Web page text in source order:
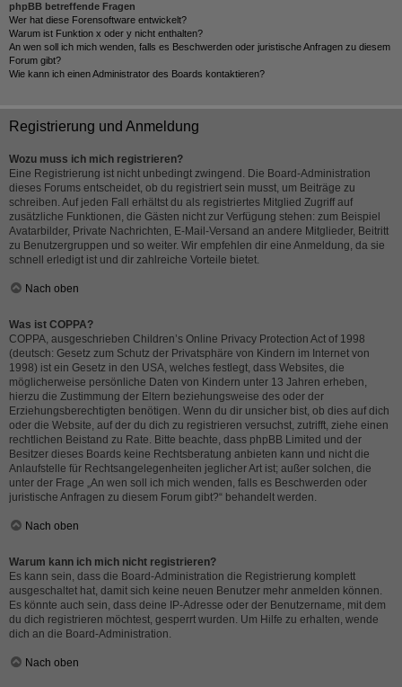
phpBB betreffende Fragen
Wer hat diese Forensoftware entwickelt?
Warum ist Funktion x oder y nicht enthalten?
An wen soll ich mich wenden, falls es Beschwerden oder juristische Anfragen zu diesem
Forum gibt?
Wie kann ich einen Administrator des Boards kontaktieren?
Registrierung und Anmeldung
Wozu muss ich mich registrieren?
Eine Registrierung ist nicht unbedingt zwingend. Die Board-Administration
dieses Forums entscheidet, ob du registriert sein musst, um Beiträge zu
schreiben. Auf jeden Fall erhältst du als registriertes Mitglied Zugriff auf
zusätzliche Funktionen, die Gästen nicht zur Verfügung stehen: zum Beispiel
Avatarbilder, Private Nachrichten, E-Mail-Versand an andere Mitglieder, Beitritt
zu Benutzergruppen und so weiter. Wir empfehlen dir eine Anmeldung, da sie
schnell erledigt ist und dir zahlreiche Vorteile bietet.
Nach oben
Was ist COPPA?
COPPA, ausgeschrieben Children’s Online Privacy Protection Act of 1998
(deutsch: Gesetz zum Schutz der Privatsphäre von Kindern im Internet von
1998) ist ein Gesetz in den USA, welches festlegt, dass Websites, die
möglicherweise persönliche Daten von Kindern unter 13 Jahren erheben,
hierzu die Zustimmung der Eltern beziehungsweise des oder der
Erziehungsberechtigten benötigen. Wenn du dir unsicher bist, ob dies auf dich
oder die Website, auf der du dich zu registrieren versuchst, zutrifft, ziehe einen
rechtlichen Beistand zu Rate. Bitte beachte, dass phpBB Limited und der
Besitzer dieses Boards keine Rechtsberatung anbieten kann und nicht die
Anlaufstelle für Rechtsangelegenheiten jeglicher Art ist; außer solchen, die
unter der Frage „An wen soll ich mich wenden, falls es Beschwerden oder
juristische Anfragen zu diesem Forum gibt?“ behandelt werden.
Nach oben
Warum kann ich mich nicht registrieren?
Es kann sein, dass die Board-Administration die Registrierung komplett
ausgeschaltet hat, damit sich keine neuen Benutzer mehr anmelden können.
Es könnte auch sein, dass deine IP-Adresse oder der Benutzername, mit dem
du dich registrieren möchtest, gesperrt wurden. Um Hilfe zu erhalten, wende
dich an die Board-Administration.
Nach oben